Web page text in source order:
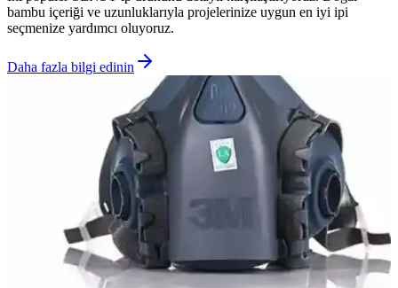
bambu içeriği ve uzunluklarıyla projelerinize uygun en iyi ipi
seçmenize yardımcı oluyoruz.
Daha fazla bilgi edinin